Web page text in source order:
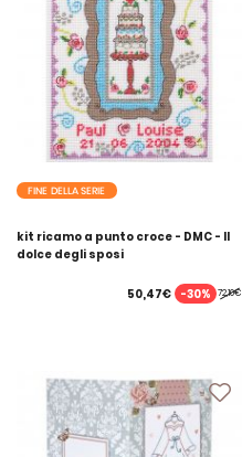
FINE DELLA SERIE
kit ricamo a punto croce - DMC - Il
dolce degli sposi
72,10€
50,47€ -30%